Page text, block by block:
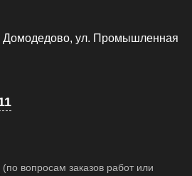
Домодедово, ул. Промышленная
(по вопросам заказов работ или